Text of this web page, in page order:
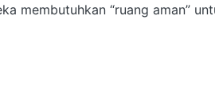
membutuhkan “ruang aman”